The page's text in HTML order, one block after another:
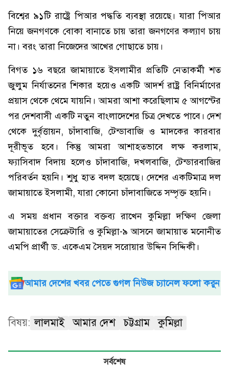
বিশ্বের ৯১টি রাষ্ট্রে পিআর পদ্ধতি ব্যবস্থা রয়েছে। যারা পিআর
নিয়ে জনগণকে বোকা বানাতে চায় তারা জনগণের কল্যাণ চায়
না। বরং তারা নিজেদের আখের গোছাতে চায়।
বিগত ১৬ বছরে জামায়াতে ইসলামীর প্রতিটি নেতাকর্মী শত
জুলুম নির্যাতনের শিকার হয়েও একটি আদর্শ রাষ্ট্র বিনির্মাণের
প্রয়াস থেকে থেমে যায়নি। আমরা আশা করেছিলাম ৫ আগস্টের
পর দেশবাসী একটি নতুন বাংলাদেশের চিত্র দেখতে পাবে। দেশ
থেকে দুর্বৃত্তায়ন, চাঁদাবাজি, টেন্ডাবাজি ও মাদকের কারবার
দূরীভূত হবে। কিন্তু আমরা আশাহতভাবে লক্ষ করলাম,
ফ্যাসিবাদ বিদায় হলেও চাঁদাবাজি, দখলবাজি, টেন্ডারবাজির
পরিবর্তন হয়নি। শুধু হাত বদল হয়েছে। দেশের একটিমাত্র দল
জামায়াতে ইসলামী, যারা কোনো চাঁদাবাজিতে সম্পৃক্ত হয়নি।
এ সময় প্রধান বক্তার বক্তব্য রাখেন কুমিল্লা দক্ষিণ জেলা
জামায়াতের সেক্রেটারি ও কুমিল্লা-৯ আসনে জামায়াত মনোনীত
এমপি প্রার্থী ড. একেএম সৈয়দ সরোয়ার উদ্দিন সিদ্দিকী।
আমার দেশের খবর পেতে গুগল নিউজ চ্যানেল ফলো করুন
বিষয়: লালমাই আমার দেশ চট্টগ্রাম কুমিল্লা
সর্বশেষ